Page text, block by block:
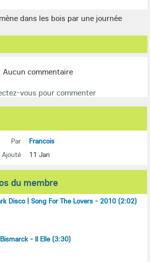
dans les bois par une journée
Aucun commentaire
vous pour commenter
Par
Francois
Ajouté
11 Jan
du membre
Disco | Song For The Lovers - 2010 (2:02)
- Il Elle (3:30)